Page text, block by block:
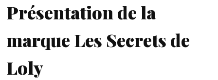
Présentation de la
marque Les Secrets de
Loly